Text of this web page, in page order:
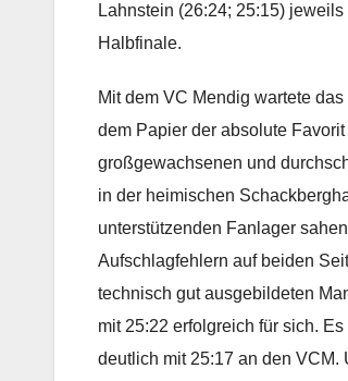
Lahnstein (26:24; 25:15)
Halbfinale.
Mit dem VC Mendig wartete
dem Papier der absolute
großgewachsenen und
in der heimischen
unterstützenden Fanlager
Aufschlagfehlern auf beiden
technisch gut ausgebildeten
mit 25:22 erfolgreich für sich.
deutlich mit 25:17 an den VCM.